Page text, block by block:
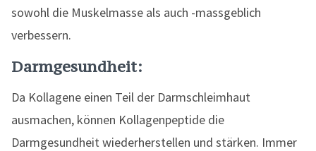
sowohl die Muskelmasse als auch -massgeblich
verbessern.
Darmgesundheit:
Da Kollagene einen Teil der Darmschleimhaut
ausmachen, können Kollagenpeptide die
Darmgesundheit wiederherstellen und stärken. Immer